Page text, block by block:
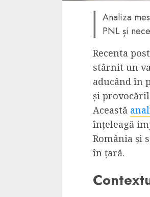
Analiza
PNL și
Recenta
stârnit un
aducând în
și
Această
înțeleagă
România și
în țară.